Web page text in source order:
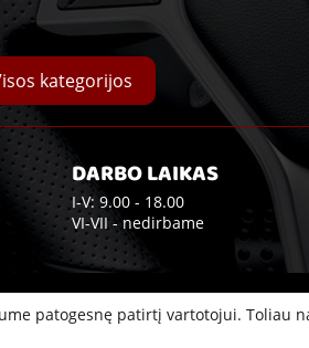
kategorijos
DARBO LAIKAS
I-V: 9.00 - 18.00
VI-VII - nedirbame
patogesnę patirtį vartotojui. Toliau